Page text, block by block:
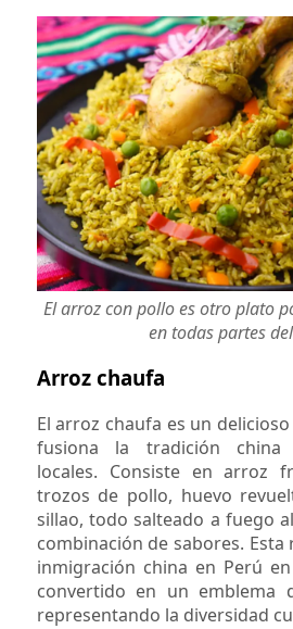
El arroz con pollo es otro plato
en todas partes
Arroz chaufa
El arroz chaufa es un
fusiona la tradición china
locales. Consiste en arroz
trozos de pollo, huevo
sillao, todo salteado a fuego
combinación de sabores. Esta
inmigración china en Perú
convertido en un emblema
representando la diversidad